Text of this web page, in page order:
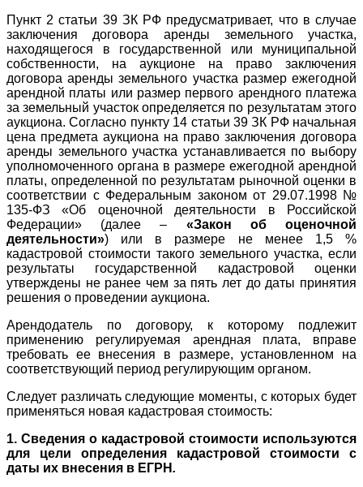
Пункт 2 статьи 39 ЗК РФ предусматривает, что в случае
заключения договора аренды земельного участка,
находящегося в государственной или муниципальной
собственности, на аукционе на право заключения
договора аренды земельного участка размер ежегодной
арендной платы или размер первого арендного платежа
за земельный участок определяется по результатам этого
аукциона. Согласно пункту 14 статьи 39 ЗК РФ начальная
цена предмета аукциона на право заключения договора
аренды земельного участка устанавливается по выбору
уполномоченного органа в размере ежегодной арендной
платы, определенной по результатам рыночной оценки в
соответствии с Федеральным законом от 29.07.1998 №
135-ФЗ «Об оценочной деятельности в Российской
Федерации» (далее – «Закон об оценочной
деятельности») или в размере не менее 1,5 %
кадастровой стоимости такого земельного участка, если
результаты государственной кадастровой оценки
утверждены не ранее чем за пять лет до даты принятия
решения о проведении аукциона.
Арендодатель по договору, к которому подлежит
применению регулируемая арендная плата, вправе
требовать ее внесения в размере, установленном на
соответствующий период регулирующим органом.
Следует различать следующие моменты, с которых будет
применяться новая кадастровая стоимость:
1. Сведения о кадастровой стоимости используются
для цели определения кадастровой стоимости с
даты их внесения в ЕГРН.